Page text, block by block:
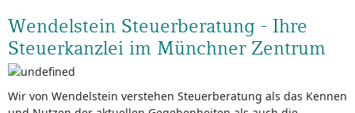
Wendelstein Steuerberatung - Ihre
Steuerkanzlei im Münchner Zentrum
Wir von Wendelstein verstehen Steuerberatung als das Kennen